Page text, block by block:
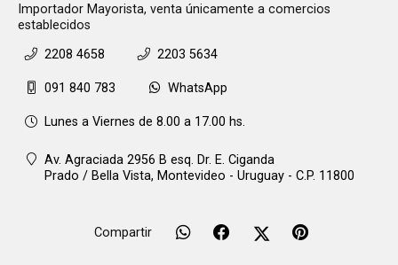
Importador Mayorista, venta únicamente a comercios
establecidos
2208 4658
2203 5634
091 840 783 WhatsApp
Lunes a Viernes de 8.00 a 17.00 hs.
Av. Agraciada 2956 B esq. Dr. E. Ciganda
Prado / Bella Vista, Montevideo - Uruguay - C.P. 11800
Compartir